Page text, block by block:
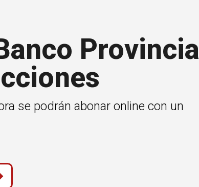
Provincia
se podrán abonar online con un